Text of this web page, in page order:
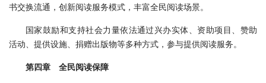
书交换流通，创新阅读服务模式，丰富全民阅读场景。
国家鼓励和支持社会力量依法通过兴办实体、资助项目、赞助
活动、提供设施、捐赠出版物等多种方式，参与提供阅读服务。
第四章 全民阅读保障